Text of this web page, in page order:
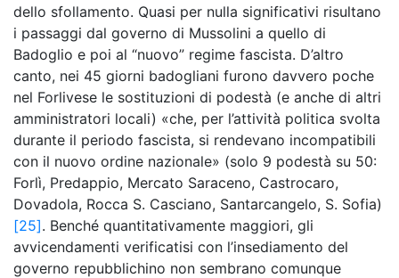
dello sfollamento. Quasi per nulla significativi risultano
i passaggi dal governo di Mussolini a quello di
Badoglio e poi al “nuovo” regime fascista. D’altro
canto, nei 45 giorni badogliani furono davvero poche
nel Forlivese le sostituzioni di podestà (e anche di altri
amministratori locali) «che, per l’attività politica svolta
durante il periodo fascista, si rendevano incompatibili
con il nuovo ordine nazionale» (solo 9 podestà su 50:
Forlì, Predappio, Mercato Saraceno, Castrocaro,
Dovadola, Rocca S. Casciano, Santarcangelo, S. Sofia)
[25]. Benché quantitativamente maggiori, gli
avvicendamenti verificatisi con l’insediamento del
governo repubblichino non sembrano comunque